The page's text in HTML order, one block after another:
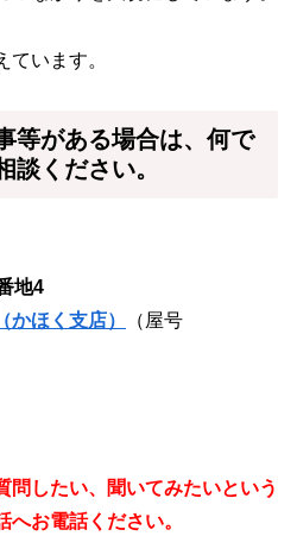
います。
等がある場合は、何で
談ください。
地4
ほく支店）
（屋号
問したい、聞いてみたいという
お電話ください。